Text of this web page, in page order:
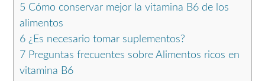
5 Cómo conservar mejor la vitamina B6 de los
alimentos
6 ¿Es necesario tomar suplementos?
7 Preguntas frecuentes sobre Alimentos ricos en
vitamina B6